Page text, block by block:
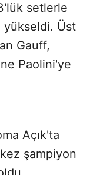
setlerle
yükseldi. Üst
Gauff,
Paolini'ye
Açık'ta
şampiyon